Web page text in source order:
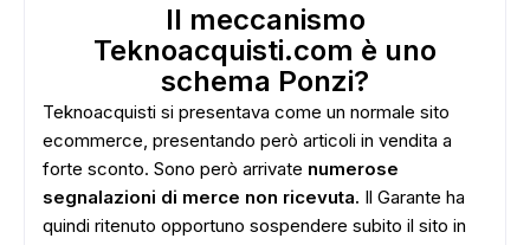
Il meccanismo
Teknoacquisti.com è uno
schema Ponzi?
Teknoacquisti si presentava come un normale sito
ecommerce, presentando però articoli in vendita a
forte sconto. Sono però arrivate numerose
segnalazioni di merce non ricevuta. Il Garante ha
quindi ritenuto opportuno sospendere subito il sito in